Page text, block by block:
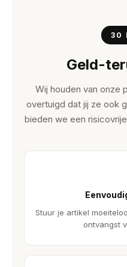
30
Geld-
Wij houden van onze
overtuigd dat jij ze ook
bieden we een
Stuur je artikel
ontvangst